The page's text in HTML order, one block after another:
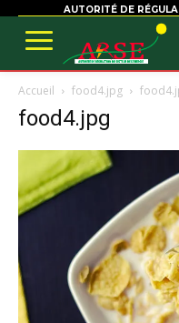
AUTORITÉ DE
Accueil food4.jpg
food4.jpg